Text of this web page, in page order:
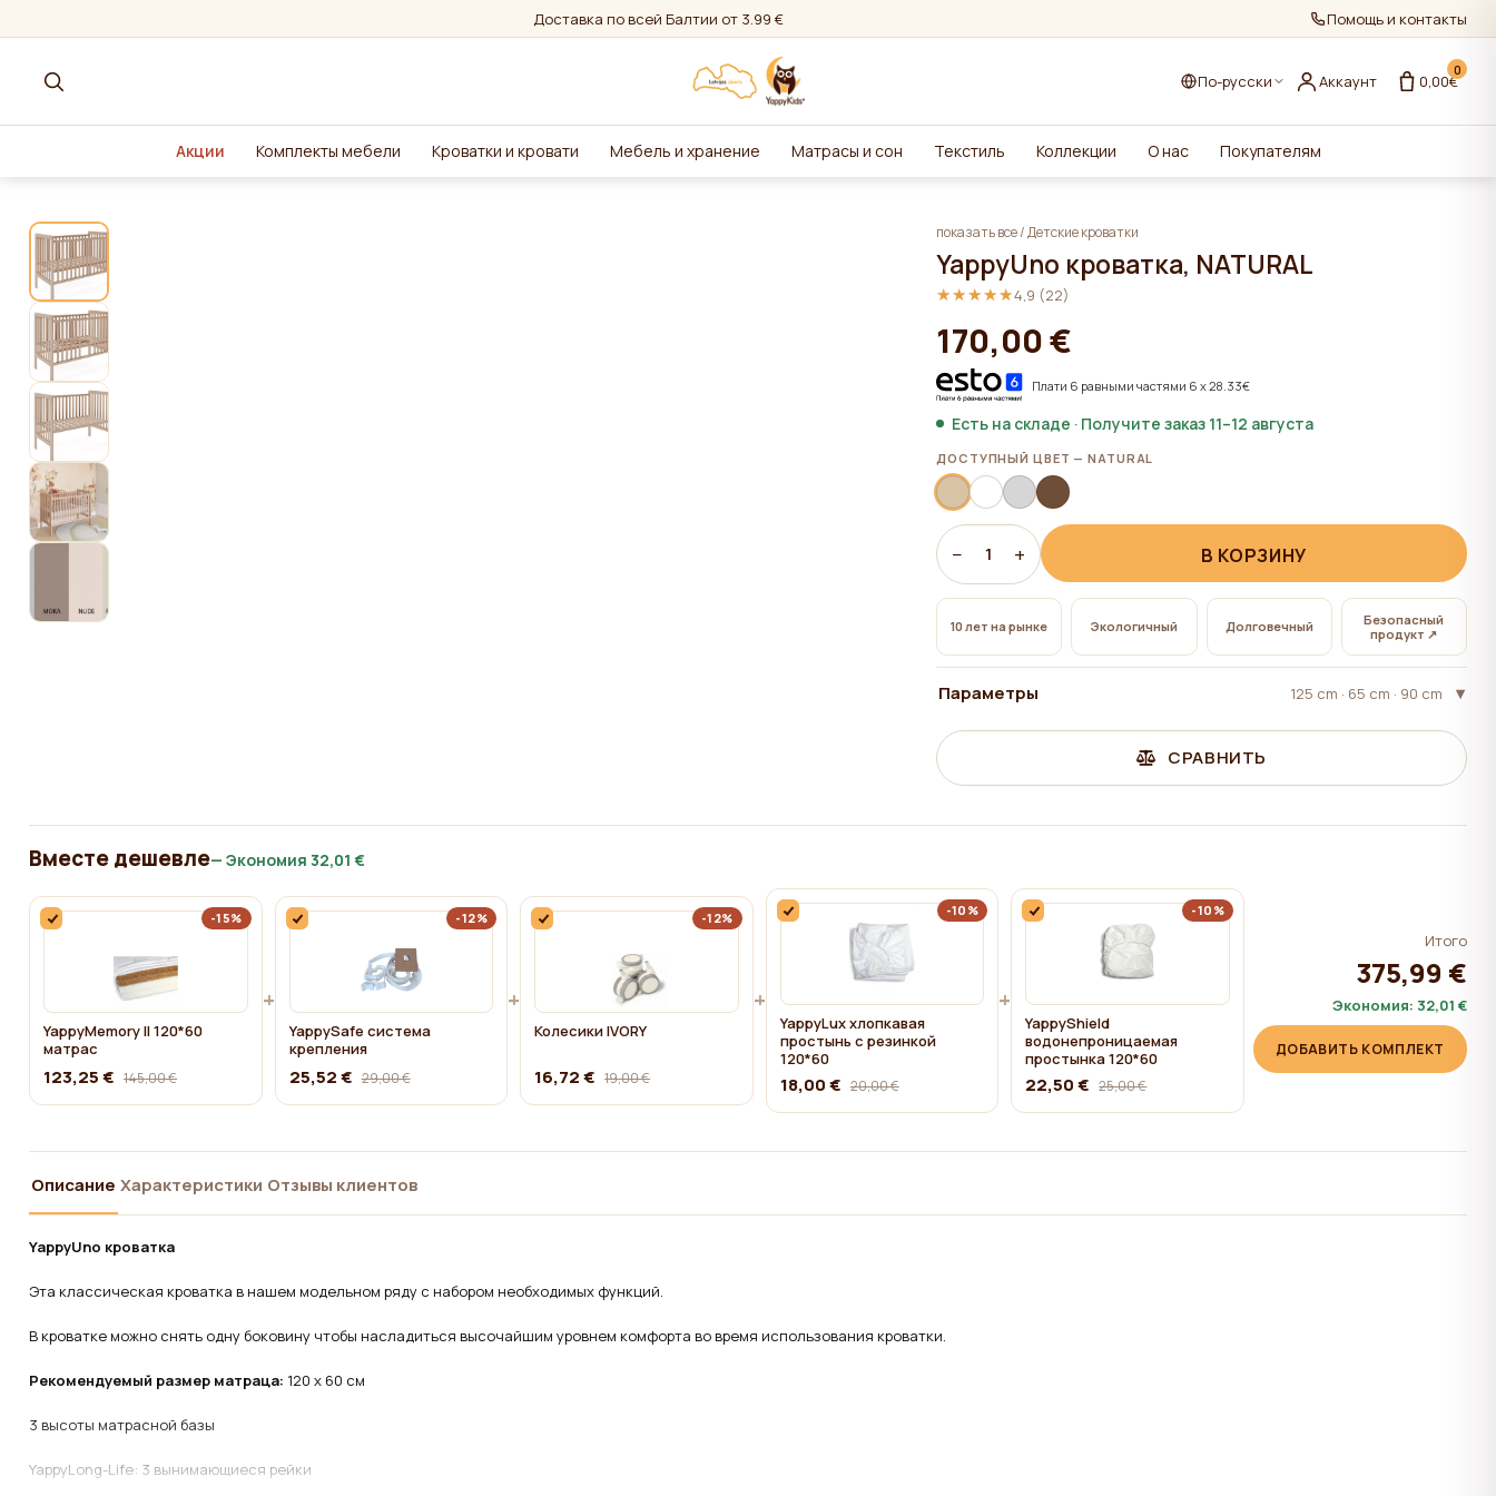
Доставка по всей Балтии от 3.99 € Помощь и контакты
По-русски Аккаунт
0
0,00€
Акции Комплекты мебели Кроватки и кровати Мебель и хранение Матрасы и сон Текстиль Коллекции О нас Покупателям
показать все/Детские кроватки
YappyUno кроватка, NATURAL
★★★★★
★★★★★4,9 (22)
170,00 €
Плати 6 равными частями 6 x 28.33€
Есть на складе · Получите заказ 11–12 августа
ДОСТУПНЫЙ ЦВЕТ — NATURAL
− 1 + В КОРЗИНУ
10 лет на рынке Экологичный Долговечный
Безопасный
продукт ↗
Параметры 125 cm · 65 cm · 90 cm
СРАВНИТЬ
Вместе дешевле— Экономия 32,01 €
-15%
YappyMemory II 120*60
матрас
123,25 € 145,00 €
+
-12%
YappySafe система
крепления
25,52 € 29,00 €
+
-12%
Колесики IVORY
16,72 € 19,00 €
+
-10%
YappyLux хлопкавая
простынь с резинкой
120*60
18,00 € 20,00 €
+
-10%
YappyShield
водонепроницаемая
простынка 120*60
22,50 € 25,00 €
Итого
375,99 €
Экономия: 32,01 €
ДОБАВИТЬ КОМПЛЕКТ
Описание Характеристики Отзывы клиентов
YappyUno кроватка
Этa классическая кроватка в нашем модельном ряду с набором необходимых функций.
В кроватке можно снять одну боковину чтобы насладиться высочайшим уровнем комфорта во время использования кроватки.
Рекомендуемый размер матраца: 120 х 60 см
3 высоты матрасной базы
YappyLong-Life: 3 вынимающиеся рейки